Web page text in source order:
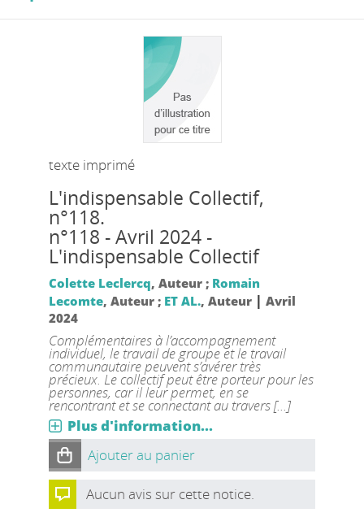
texte imprimé
L'indispensable Collectif,
n°118.
n°118 - Avril 2024 -
L'indispensable Collectif
Colette Leclercq, Auteur ; Romain
Lecomte, Auteur ; ET AL., Auteur | Avril
2024
Complémentaires à l’accompagnement
individuel, le travail de groupe et le travail
communautaire peuvent s’avérer très
précieux. Le collectif peut être porteur pour les
personnes, car il leur permet, en se
rencontrant et se connectant au travers [...]
Plus d'information...
Ajouter au panier
Aucun avis sur cette notice.